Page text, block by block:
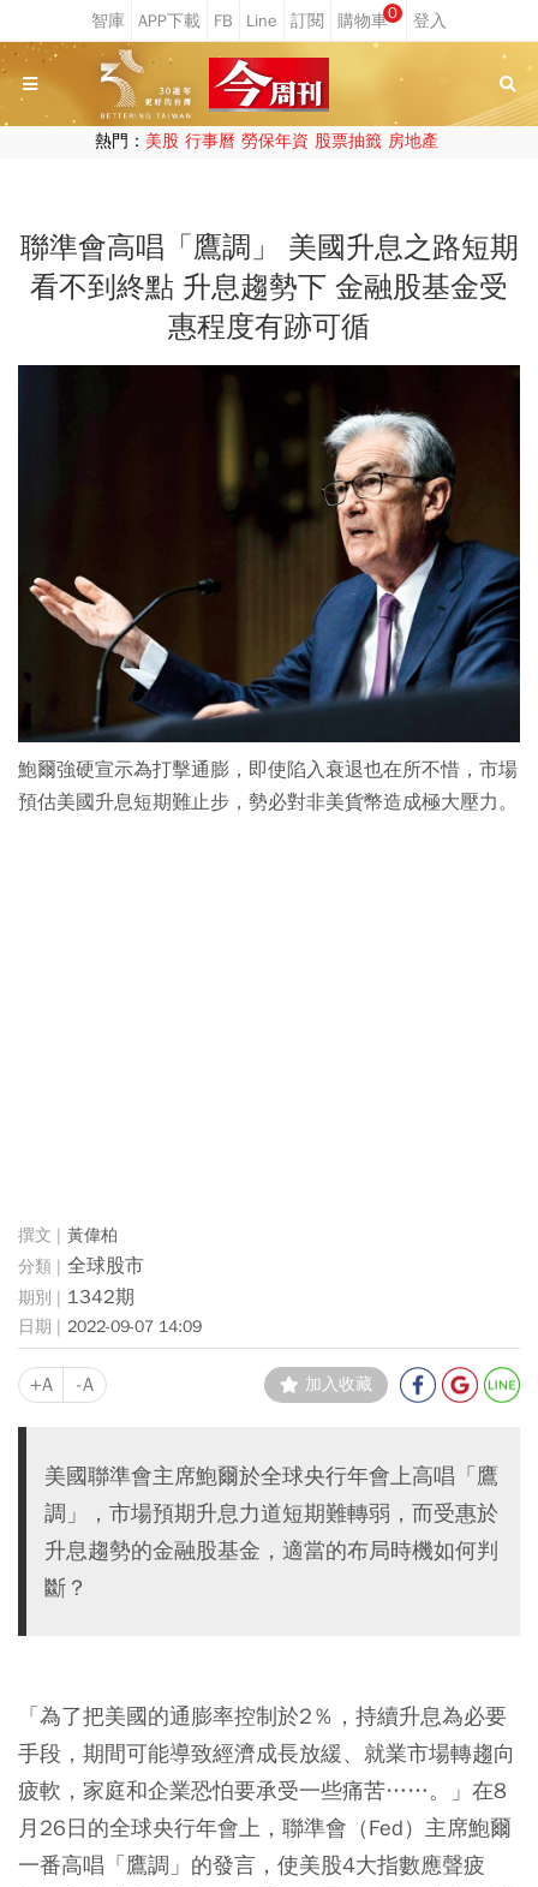
0
熱門： 美股 行事曆 勞保年資 股票抽籤 房地產
聯準會高唱「鷹調」 美國升息之路短期
看不到終點 升息趨勢下 金融股基金受
惠程度有跡可循
鮑爾強硬宣示為打擊通膨，即使陷入衰退也在所不惜，市場
預估美國升息短期難止步，勢必對非美貨幣造成極大壓力。
黃偉柏
全球股市
1342期
2022-09-07 14:09
+A -A 加入收藏
美國聯準會主席鮑爾於全球央行年會上高唱「鷹
調」，市場預期升息力道短期難轉弱，而受惠於
升息趨勢的金融股基金，適當的布局時機如何判
斷？
「為了把美國的通膨率控制於2％，持續升息為必要
手段，期間可能導致經濟成長放緩、就業市場轉趨向
疲軟，家庭和企業恐怕要承受一些痛苦……。」在8
月26日的全球央行年會上，聯準會（Fed）主席鮑爾
一番高唱「鷹調」的發言，使美股4大指數應聲疲